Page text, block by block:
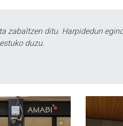
zabaltzen ditu. Harpidedun
duzu.